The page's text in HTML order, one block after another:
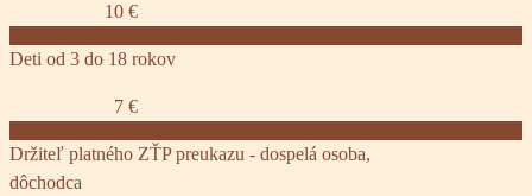
10 €
Deti od 3 do 18 rokov
7 €
Držiteľ platného ZŤP preukazu - dospelá osoba,
dôchodca